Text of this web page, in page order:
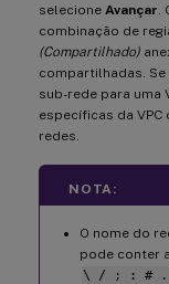
selecione Avançar
combinação de
(Compartilhado)
compartilhadas. Se
sub-rede para uma
específicas da
redes.
NOTA:
O nome do
pode conter
\ / ; : # .